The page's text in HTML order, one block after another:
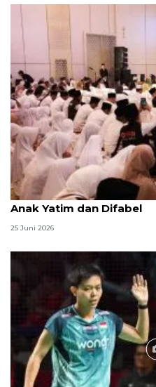
Menag jadikan setiap 10
Anak Yatim dan Difabel
25 Juni 2026